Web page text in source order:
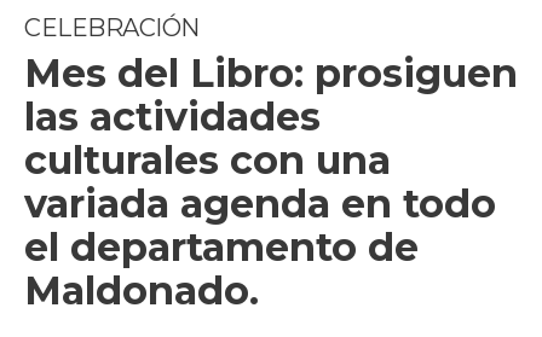
CELEBRACIÓN
Mes del Libro: prosiguen
las actividades
culturales con una
variada agenda en todo
el departamento de
Maldonado.